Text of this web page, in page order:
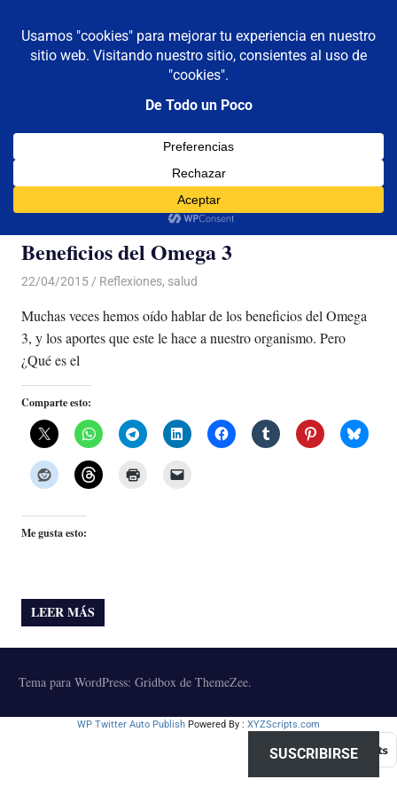
contenido
De todo un poco
Reflexiones,
Viajes
MENÚ
Etiqueta:omega 3
Beneficios del Omega 3
22/04/2015 Luis Castellanos
Reflexiones, salud
Muchas veces hemos oído hablar de los beneficios del Omega
3, y los aportes que este le hace a nuestro organismo. Pero
¿Qué es el
Comparte esto:
Me gusta esto:
LEER MÁS
Tema para WordPress: Gridbox de ThemeZee.
WP Twitter Auto Publish Powered By : XYZScripts.com
SUSCRIBIRSE